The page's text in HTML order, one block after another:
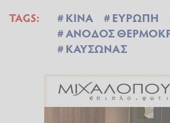
TAGS: ΚΙΝΑ ΕΥΡΩΠΗ
ΑΝΟΔΟΣ
ΚΑΥΣΩΝΑΣ